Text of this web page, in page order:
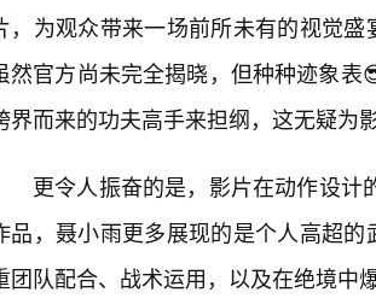
，为观众带来一场前所未有的视觉
然官方尚未完全揭晓，但种种迹象
界而来的功夫高手来担纲，这无疑为
更令人振奋的是，影片在动作设
品，聂小雨更多展现的是个人高超
团队配合、战术运用，以及在绝境中